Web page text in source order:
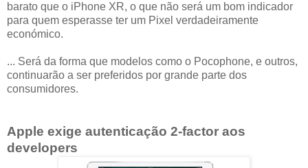
barato que o iPhone XR, o que não será um bom indicador
para quem esperasse ter um Pixel verdadeiramente
económico.
... Será da forma que modelos como o Pocophone, e outros,
continuarão a ser preferidos por grande parte dos
consumidores.
Apple exige autenticação 2-factor aos
developers